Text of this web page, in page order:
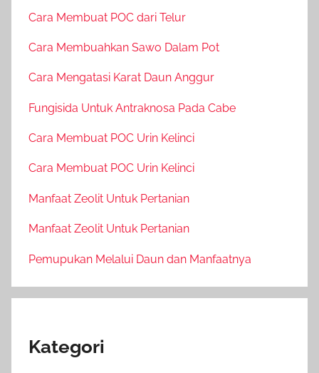
Cara Membuat POC dari Telur
Cara Membuahkan Sawo Dalam Pot
Cara Mengatasi Karat Daun Anggur
Fungisida Untuk Antraknosa Pada Cabe
Cara Membuat POC Urin Kelinci
Cara Membuat POC Urin Kelinci
Manfaat Zeolit Untuk Pertanian
Manfaat Zeolit Untuk Pertanian
Pemupukan Melalui Daun dan Manfaatnya
Kategori